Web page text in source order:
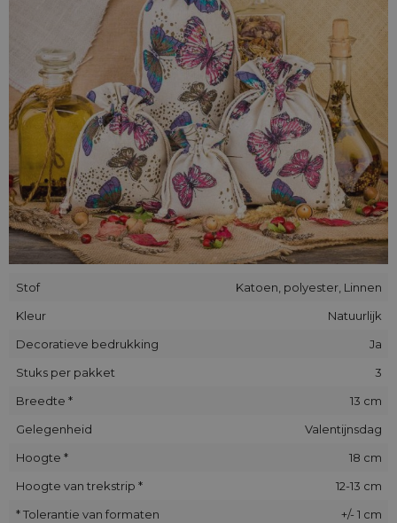
De verpakkingen die wij aanbieden zijn gemaakt van
katoenen en polyester. De combinatie van natuurlijke en
synthetische vezels garandeert duurzaamheid en sterkte, en
een hoge resistentie tegen uitrekken en schuren.
Stof
Katoen, polyester, Linnen
Kleur
Natuurlijk
Decoratieve bedrukking
Ja
Stuks per pakket
3
Breedte *
13 cm
Gelegenheid
Valentijnsdag
Hoogte *
18 cm
Hoogte van trekstrip *
12-13 cm
* Tolerantie van formaten
+/- 1 cm